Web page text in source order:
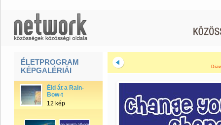
ÉLETPROGRAM
KÉPGALÉRIÁI
Éld át a Rain-
Bow-t
12 kép